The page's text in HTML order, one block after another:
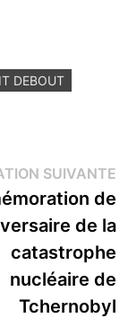
DEBOUT
SUIVANTE
de
de la
catastrophe
nucléaire de
Tchernobyl